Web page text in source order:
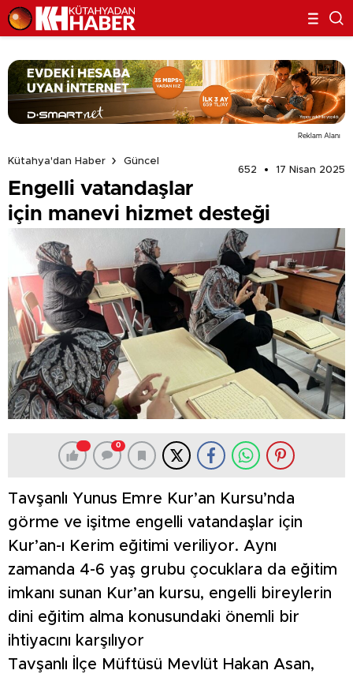
Reklam Alanı
Kütahya'dan Haber
Güncel
652
17 Nisan 2025
Engelli vatandaşlar
için manevi hizmet desteği
0
Tavşanlı Yunus Emre Kur’an Kursu’nda
görme ve işitme engelli vatandaşlar için
Kur’an-ı Kerim eğitimi veriliyor. Aynı
zamanda 4-6 yaş grubu çocuklara da eğitim
imkanı sunan Kur’an kursu, engelli bireylerin
dini eğitim alma konusundaki önemli bir
ihtiyacını karşılıyor
Tavşanlı İlçe Müftüsü Mevlüt Hakan Asan,